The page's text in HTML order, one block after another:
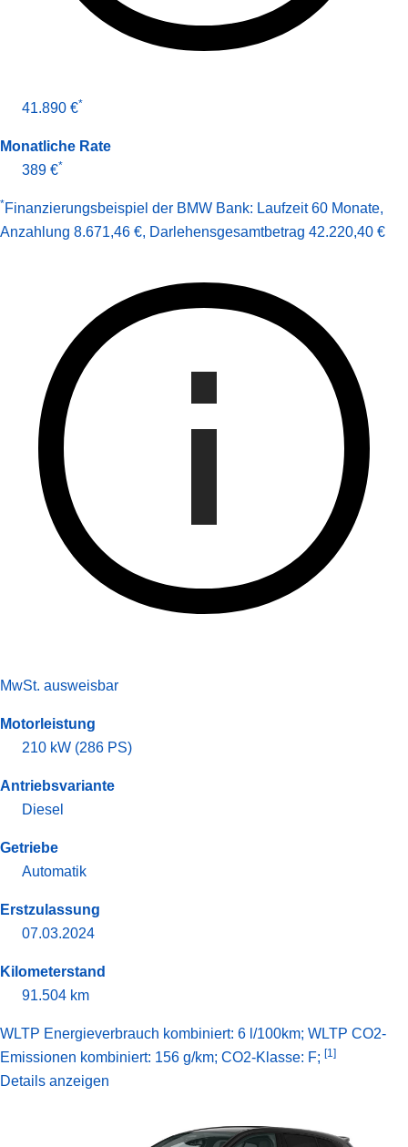
41.890 €*
Monatliche Rate
389 €*
*Finanzierungsbeispiel der BMW Bank: Laufzeit 60 Monate,
Anzahlung 8.671,46 €, Darlehens­gesamt­betrag 42.220,40 €
MwSt. ausweisbar
Motorleistung
210 kW (286 PS)
Antriebsvariante
Diesel
Getriebe
Automatik
Erstzulassung
07.03.2024
Kilometerstand
91.504 km
WLTP Energieverbrauch kombiniert: 6 l/100km; WLTP CO2-
Emissionen kombiniert: 156 g/km; CO2-Klasse: F; [1]
Details anzeigen